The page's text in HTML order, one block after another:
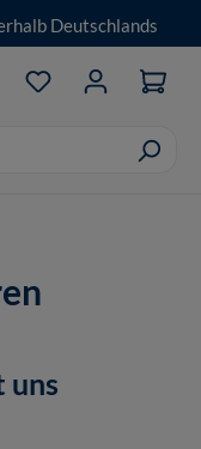
Deutschlands
Du hast 0
uns